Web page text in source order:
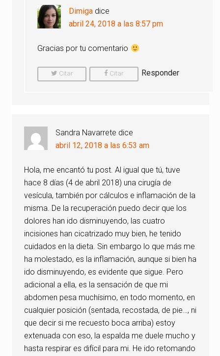
Dimiga dice
abril 24, 2018 a las 8:57 pm
Gracias por tu comentario
Citar
Comentario
Citar
Comentario
Responder
Sandra Navarrete dice
abril 12, 2018 a las 6:53 am
Hola, me encantó tu post. Al igual que tú, tuve
hace 8 días (4 de abril 2018) una cirugía de
vesícula, también por cálculos e inflamación de la
misma. De la recuperación puedo decir que los
dolores han ido disminuyendo, las cuatro
incisiones han cicatrizado muy bien, he tenido
cuidados en la dieta. Sin embargo lo que más me
ha molestado, es la inflamación, aunque si bien ha
ido disminuyendo, es evidente que sigue. Pero
adicional a ella, es la sensación de que mi
abdomen pesa muchísimo, en todo momento, en
cualquier posición (sentada, recostada, de pie…, ni
que decir si me recuesto boca arriba) estoy
extenuada con eso, la espalda me duele mucho y
hasta respirar es difícil para mi. He ido retomando